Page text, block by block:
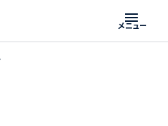
メニュー